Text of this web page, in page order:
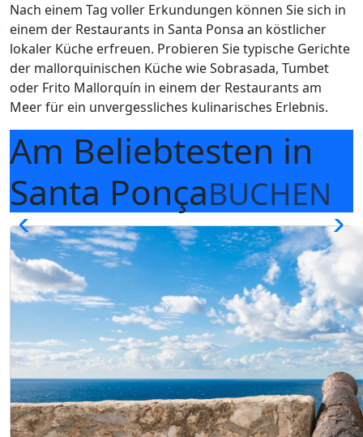
Nach einem Tag voller Erkundungen können Sie sich in
einem der Restaurants in Santa Ponsa an köstlicher
lokaler Küche erfreuen. Probieren Sie typische Gerichte
der mallorquinischen Küche wie Sobrasada, Tumbet
oder Frito Mallorquín in einem der Restaurants am
Meer für ein unvergessliches kulinarisches Erlebnis.
Am Beliebtesten in
Santa PonçaBUCHEN